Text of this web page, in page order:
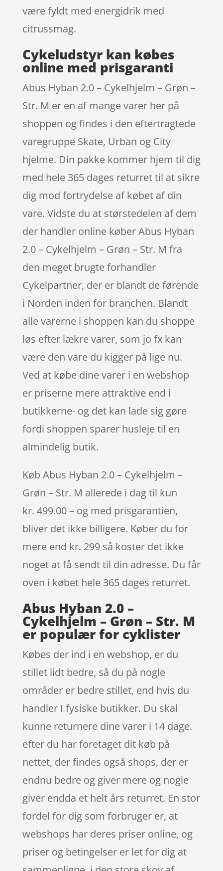
være fyldt med energidrik med
citrussmag.
Cykeludstyr kan købes
online med prisgaranti
Abus Hyban 2.0 – Cykelhjelm – Grøn –
Str. M er en af mange varer her på
shoppen og findes i den eftertragtede
varegruppe Skate, Urban og City
hjelme. Din pakke kommer hjem til dig
med hele 365 dages returret til at sikre
dig mod fortrydelse af købet af din
vare. Vidste du at størstedelen af dem
der handler online køber Abus Hyban
2.0 – Cykelhjelm – Grøn – Str. M fra
den meget brugte forhandler
Cykelpartner, der er blandt de førende
i Norden inden for branchen. Blandt
alle varerne i shoppen kan du shoppe
løs efter lækre varer, som jo fx kan
være den vare du kigger på lige nu.
Ved at købe dine varer i en webshop
er priserne mere attraktive end i
butikkerne- og det kan lade sig gøre
fordi shoppen sparer husleje til en
almindelig butik.
Køb Abus Hyban 2.0 – Cykelhjelm –
Grøn – Str. M allerede i dag til kun
kr. 499.00 – og med prisgarantien,
bliver det ikke billigere. Køber du for
mere end kr. 299 så koster det ikke
noget at få sendt til din adresse. Du får
oven i købet hele 365 dages returret.
Abus Hyban 2.0 –
Cykelhjelm – Grøn – Str. M
er populær for cyklister
Købes der ind i en webshop, er du
stillet lidt bedre, så du på nogle
områder er bedre stillet, end hvis du
handler I fysiske butikker. Du skal
kunne returnere dine varer i 14 dage.
efter du har foretaget dit køb på
nettet, der findes også shops, der er
endnu bedre og giver mere og nogle
giver endda et helt års returret. En stor
fordel for dig som forbruger er, at
webshops har deres priser online, og
priser og betingelser er let for dig at